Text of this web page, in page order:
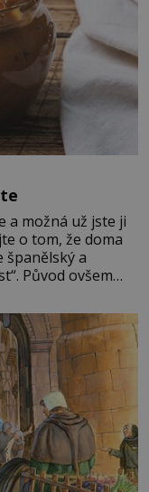
a možná už jste ji
o tom, že doma
španělský a
Původ ovšem
zemí a k tomu